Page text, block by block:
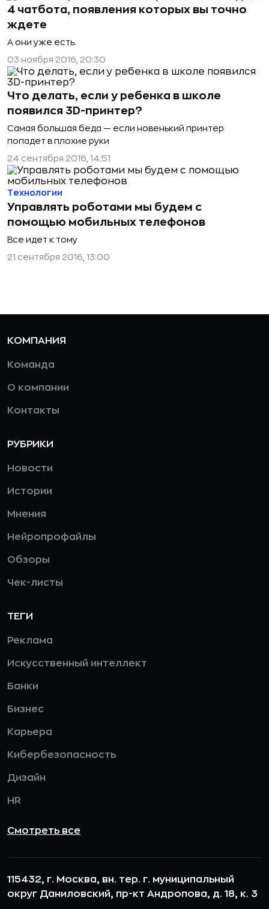
4 чатбота, появления которых вы точно
ждете
А они уже есть.
03 ноября 2016, 20:30
Что делать, если у ребенка в школе
появился 3D-принтер?
Самая большая беда — если новенький принтер
попадет в плохие руки
24 сентября 2016, 14:51
Управлять роботами мы будем с
помощью мобильных телефонов
Все идет к тому
Технологии
21 сентября 2016, 13:00
КОМПАНИЯ
Команда
О компании
Контакты
РУБРИКИ
Новости
Истории
Мнения
Нейропрофайлы
Обзоры
Чек-листы
ТЕГИ
Реклама
Искусственный интеллект
Банки
Бизнес
Карьера
Кибербезопасность
Дизайн
HR
Смотреть все
115432, г. Москва, вн. тер. г. муниципальный
округ Даниловский, пр-кт Андропова, д. 18, к. 3